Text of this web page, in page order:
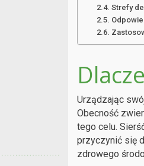
Strefy
Urządzając
Obecność
tego celu.
przyczynić się
zdrowego